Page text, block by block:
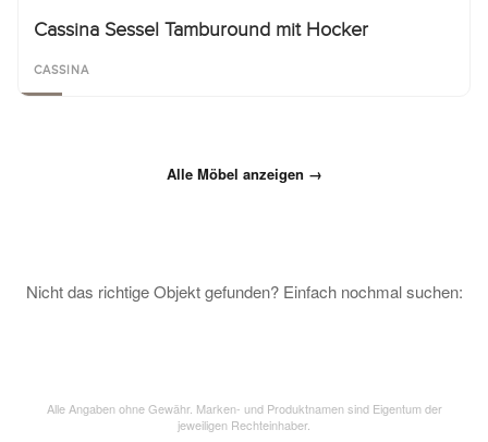
Cassina Sessel Tamburound mit Hocker
CASSINA
Alle Möbel anzeigen →
Nicht das richtige Objekt gefunden? Einfach nochmal suchen:
Alle Angaben ohne Gewähr. Marken- und Produktnamen sind Eigentum der
jeweiligen Rechteinhaber.